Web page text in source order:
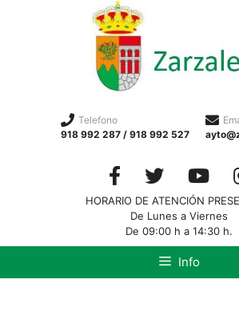
Telefono
918 992 287 / 918 992 527
HORARIO DE ATENCIÓN
De Lunes a Viernes
De 09:00 h a 14:30 h.
Info